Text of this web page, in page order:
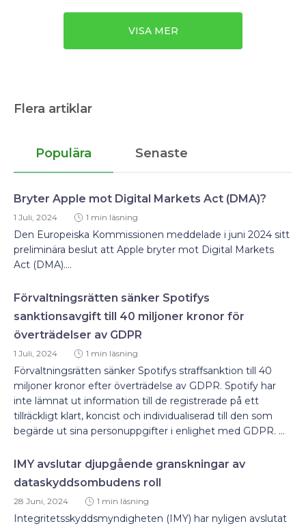
VISA MER
Flera artiklar
Populära Senaste
Bryter Apple mot Digital Markets Act (DMA)?
1 Juli, 2024 1 min läsning
Den Europeiska Kommissionen meddelade i juni 2024 sitt
preliminära beslut att Apple bryter mot Digital Markets
Act (DMA)....
Förvaltningsrätten sänker Spotifys
sanktionsavgift till 40 miljoner kronor för
överträdelser av GDPR
1 Juli, 2024 1 min läsning
Förvaltningsrätten sänker Spotifys straffsanktion till 40
miljoner kronor efter överträdelse av GDPR. Spotify har
inte lämnat ut information till de registrerade på ett
tillräckligt klart, koncist och individualiserad till den som
begärde ut sina personuppgifter i enlighet med GDPR. ...
IMY avslutar djupgående granskningar av
dataskyddsombudens roll
28 Juni, 2024 1 min läsning
Integritetsskyddsmyndigheten (IMY) har nyligen avslutat